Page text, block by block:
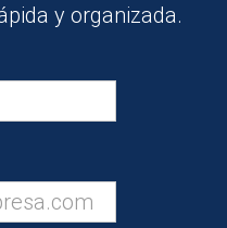
y organizada.